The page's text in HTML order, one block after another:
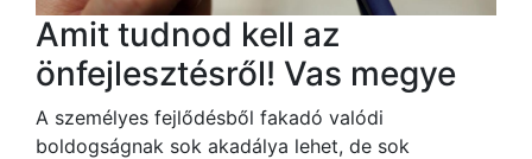
Amit tudnod kell az
önfejlesztésről! Vas megye
A személyes fejlődésből fakadó valódi
boldogságnak sok akadálya lehet, de sok